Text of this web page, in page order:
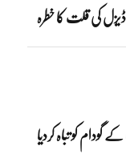
کی قلت کا خطرہ
کو تباہ کردیا